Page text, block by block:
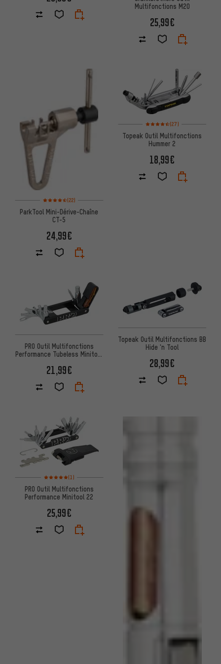
Multifonctions M20
25,99€
Note moyenne : 4,5 sur 5 d'après 22 avis
(22)
ParkTool Mini-Dérive-Chaîne
CT-5
24,99€
Note moyenne : 4,5 sur 5
(27)
Topeak Outil Multifonctions
Hummer 2
18,99€
PRO Outil Multifonctions
Performance Tubeless Minitool
21,99€
Topeak Outil Multifonctions BB
Hide 'n Tool
28,99€
Note moyenne : 5 sur 5 d'après 1 avis
(1)
PRO Outil Multifonctions
Performance Minitool 22
25,99€